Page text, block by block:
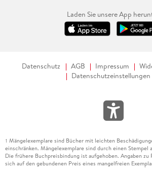
Laden Sie unsere App
Datenschutz AGB Impressum
Datenschutzeinstellungen
1 Mängelexemplare sind Bücher mit leichten
einschränken. Mängelexemplare sind durch einen Stempel
Die frühere Buchpreisbindung ist aufgehoben. Angaben zu
sich auf den gebundenen Preis eines mangelfreien